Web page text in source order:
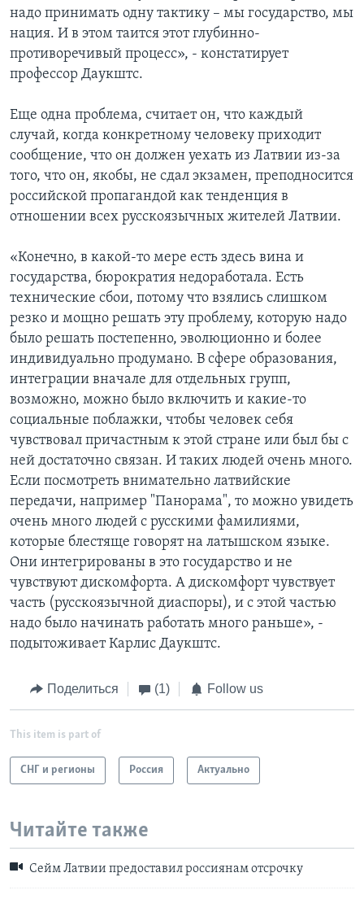
надо принимать одну тактику – мы государство, мы
нация. И в этом таится этот глубинно-
противоречивый процесс», - констатирует
профессор Даукштс.
Еще одна проблема, считает он, что каждый
случай, когда конкретному человеку приходит
сообщение, что он должен уехать из Латвии из-за
того, что он, якобы, не сдал экзамен, преподносится
российской пропагандой как тенденция в
отношении всех русскоязычных жителей Латвии.
«Конечно, в какой-то мере есть здесь вина и
государства, бюрократия недоработала. Есть
технические сбои, потому что взялись слишком
резко и мощно решать эту проблему, которую надо
было решать постепенно, эволюционно и более
индивидуально продумано. В сфере образования,
интеграции вначале для отдельных групп,
возможно, можно было включить и какие-то
социальные поблажки, чтобы человек себя
чувствовал причастным к этой стране или был бы с
ней достаточно связан. И таких людей очень много.
Если посмотреть внимательно латвийские
передачи, например "Панорама", то можно увидеть
очень много людей с русскими фамилиями,
которые блестяще говорят на латышском языке.
Они интегрированы в это государство и не
чувствуют дискомфорта. А дискомфорт чувствует
часть (русскоязычной диаспоры), и с этой частью
надо было начинать работать много раньше», -
подытоживает Карлис Даукштс.
Поделиться (1) Follow us
This item is part of
СНГ и регионы Россия Актуально
Читайте также
Сейм Латвии предоставил россиянам отсрочку